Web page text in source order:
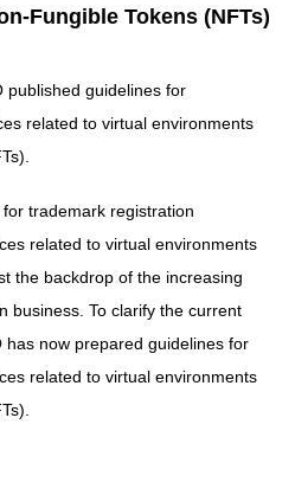
Fungible Tokens (NFTs)
published guidelines for
related to virtual environments
trademark registration
related to virtual environments
the backdrop of the increasing
business. To clarify the current
has now prepared guidelines for
related to virtual environments